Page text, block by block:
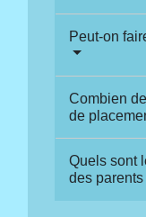
Peut-on
Combien
de
Quels sont
des parents